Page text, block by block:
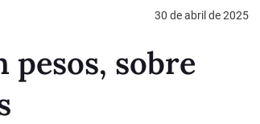
30 de abril de 2025
pesos, sobre